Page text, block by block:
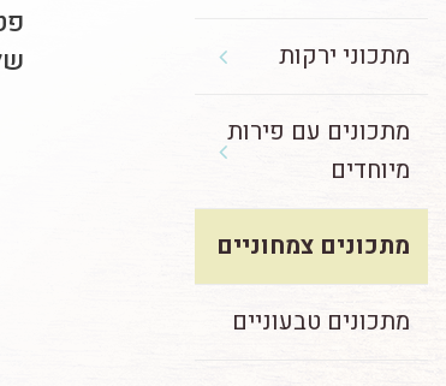
מתכוני ירקות
מתכונים עם פירות
מיוחדים
מתכונים צמחוניים
מתכונים טבעוניים